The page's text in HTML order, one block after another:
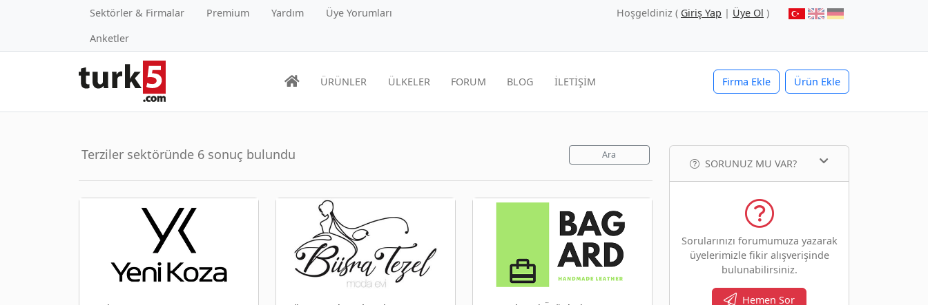
Sektörler & Firmalar Premium Yardım
Üye Yorumları
Anketler
Hoşgeldiniz ( Giriş Yap | Üye Ol )
Firma Ekle Ürün Ekle
ÜRÜNLER ÜLKELER FORUM BLOG İLETİŞİM
Terziler sektöründe 6 sonuç bulundu Ara
SORUNUZ MU VAR?
Sorularınızı forumumuza yazarak
üyelerimizle fikir alışverişinde
bulunabilirsiniz.
Hemen Sor